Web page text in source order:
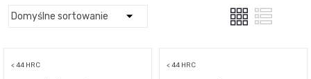
< 44 HRC < 44 HRC